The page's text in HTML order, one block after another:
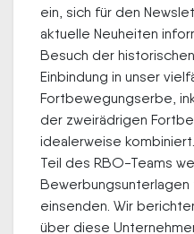
ein, sich für den
aktuelle Neuheiten
Besuch der
Einbindung in unser
Fortbewegungserbe,
der zweirädrigen
idealerweise
Teil des RBO-Teams
einsenden. Wir
über diese